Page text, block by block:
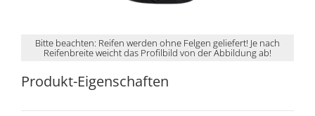
Bitte beachten: Reifen werden ohne Felgen geliefert! Je nach
Reifenbreite weicht das Profilbild von der Abbildung ab!
Produkt-Eigenschaften